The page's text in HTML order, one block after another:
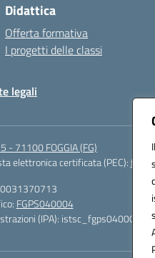
Didattica
Offerta formativa
I progetti delle classi
legali
- 71100 FOGGIA (FG)
elettronica certificata (PEC):
FGPS040004
(IPA): istsc_fgps040004